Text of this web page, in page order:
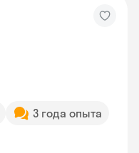
3 года опыта